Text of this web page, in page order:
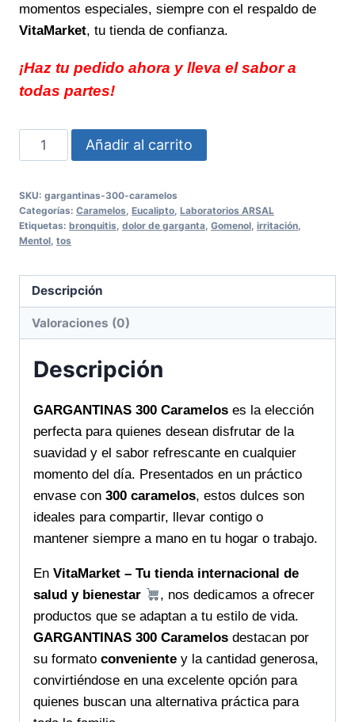
momentos especiales, siempre con el respaldo de
VitaMarket, tu tienda de confianza.
¡Haz tu pedido ahora y lleva el sabor a
todas partes!
GARGANTINAS
300
alivia
tu
garganta
forma
rápida
cantidad
Añadir al carrito
SKU: gargantinas-300-caramelos
Categorías: Caramelos Eucalipto Laboratorios ARSAL
Etiquetas: bronquitis dolor de garganta Gomenol irritación
Mentol tos
Descripción
Valoraciones (0)
Descripción
GARGANTINAS 300 Caramelos es la elección
perfecta para quienes desean disfrutar de la
suavidad y el sabor refrescante en cualquier
momento del día. Presentados en un práctico
envase con 300 caramelos, estos dulces son
ideales para compartir, llevar contigo o
mantener siempre a mano en tu hogar o trabajo.
En VitaMarket – Tu tienda internacional de
salud y bienestar
, nos dedicamos a ofrecer
productos que se adaptan a tu estilo de vida.
GARGANTINAS 300 Caramelos destacan por
su formato conveniente y la cantidad generosa,
convirtiéndose en una excelente opción para
quienes buscan una alternativa práctica para